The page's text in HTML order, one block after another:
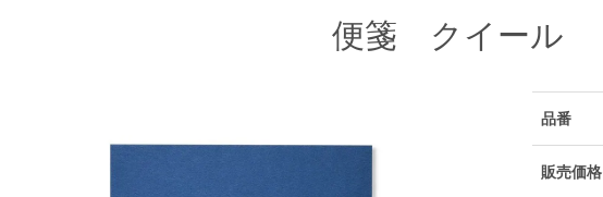
便箋 クイール
品番
販売価格